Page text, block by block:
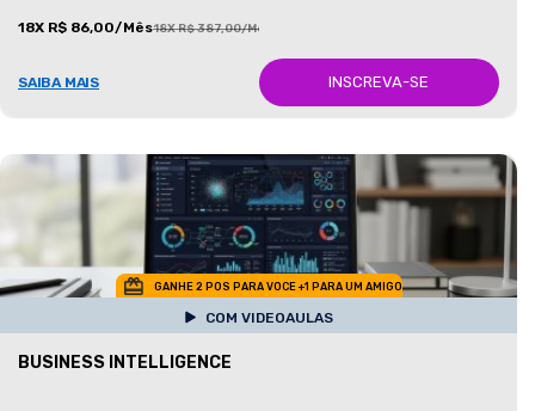
18X R$ 86,00/Mês18X R$ 387,00/Mês
SAIBA MAIS INSCREVA-SE
GANHE 2 POS PARA VOCE +1 PARA UM AMIGO
COM VIDEOAULAS
BUSINESS INTELLIGENCE